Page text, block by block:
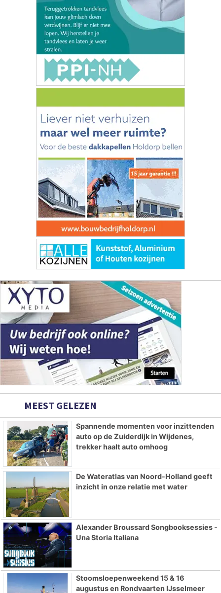
MEEST GELEZEN
Spannende momenten voor inzittenden
auto op de Zuiderdijk in Wijdenes,
trekker haalt auto omhoog
De Wateratlas van Noord-Holland geeft
inzicht in onze relatie met water
Alexander Broussard Songbooksessies -
Una Storia Italiana
Stoomsloepenweekend 15 & 16
augustus en Rondvaarten IJsselmeer